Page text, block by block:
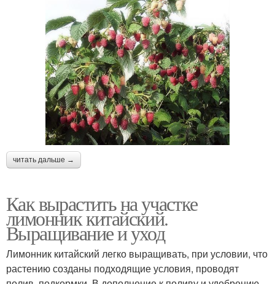
читать дальше →
Как вырастить на участке
лимонник китайский.
Выращивание и уход
Лимонник китайский легко выращивать, при условии, что
растению созданы подходящие условия, проводят